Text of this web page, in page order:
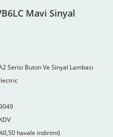
Mavi Sinyal
Serisi Buton Ve Sinyal Lambası
havale indirimi)